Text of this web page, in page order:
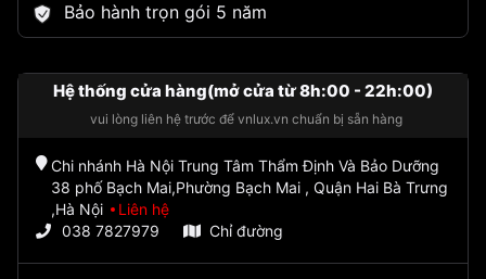
Bảo hành trọn gói 5 năm
Hệ thống cửa hàng(mở cửa từ 8h:00 - 22h:00)
vui lòng liên hệ trước để vnlux.vn chuẩn bị sẵn hàng
Chi nhánh Hà Nội Trung Tâm Thẩm Định Và Bảo Dưỡng
38 phố Bạch Mai,Phường Bạch Mai , Quận Hai Bà Trưng
,Hà Nội
Liên hệ
038 7827979
Chỉ đường